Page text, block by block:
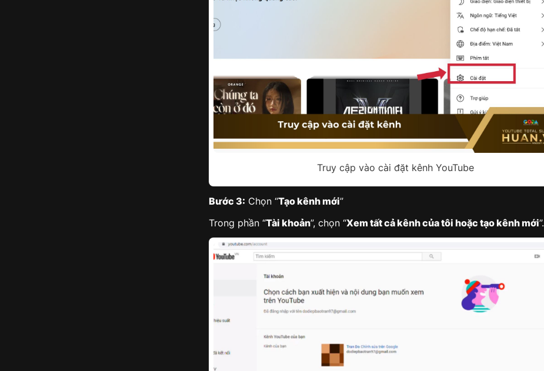
Truy cập vào cài đặt kênh YouTube
Bước 3: Chọn “Tạo kênh mới”
Trong phần “Tài khoản”, chọn “Xem tất cả kênh của tôi hoặc tạo kênh mới”.